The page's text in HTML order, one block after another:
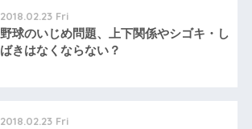
2018.02.23 Fri
野球のいじめ問題、上下関係やシゴキ・し
ばきはなくならない？
2018.02.23 Fri